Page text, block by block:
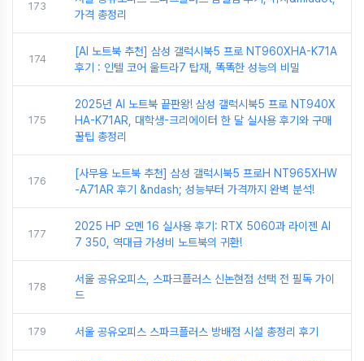
173
가격 총정리
174
[AI 노트북 추천] 삼성 갤럭시북5 프로 NT960XHA-K71A
후기 : 인텔 코어 울트라7 탑재, 똑똑한 성능의 비밀
175
2025년 AI 노트북 끝판왕! 삼성 갤럭시북5 프로 NT940X
HA-K71AR, 대학생-크리에이터 한 달 실사용 후기와 구매
꿀팁 총정리
176
[사무용 노트북 추천] 삼성 갤럭시북5 프로H NT965XHW
-A71AR 후기 &ndash; 성능부터 가격까지 완벽 분석!
177
2025 HP 오멘 16 실사용 후기: RTX 5060과 라이젠 AI
7 350, 역대급 가성비 노트북의 귀환!
178
서울 공유오피스, 스파크플러스 신논현점 선택 전 필독 가이
드
179 서울 공유오피스 스파크플러스 방배점 시설 총정리 후기